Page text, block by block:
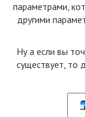
параметрами,
другими
Ну а если вы
существует, то